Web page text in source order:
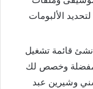
الألبومات
قائمة تشغيل
وخصص لك
وشيرين عبد